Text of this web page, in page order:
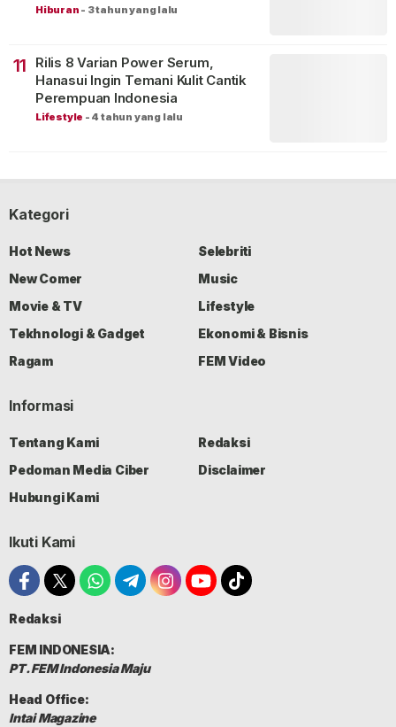
Hiburan - 3 tahun yang lalu
11
Rilis 8 Varian Power Serum,
Hanasui Ingin Temani Kulit Cantik
Perempuan Indonesia
Lifestyle - 4 tahun yang lalu
Kategori
Hot News
Selebriti
New Comer
Music
Movie & TV
Lifestyle
Tekhnologi & Gadget
Ekonomi & Bisnis
Ragam
FEM Video
Informasi
Tentang Kami
Redaksi
Pedoman Media Ciber
Disclaimer
Hubungi Kami
Ikuti Kami
Redaksi
FEM INDONESIA:
PT. FEM Indonesia Maju
Head Office:
Intai Magazine